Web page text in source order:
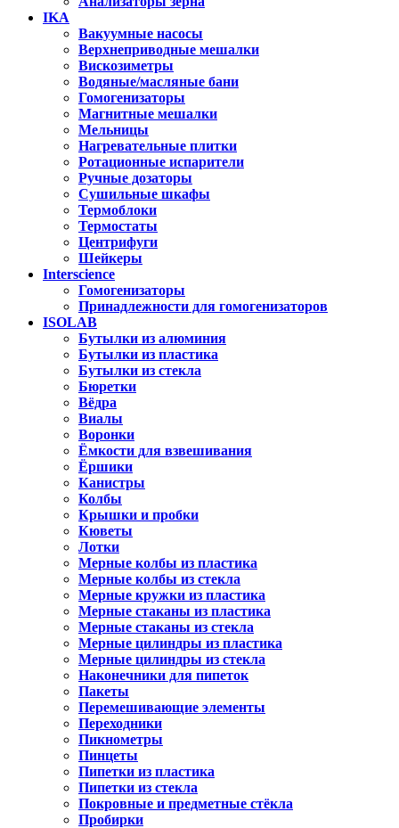
IKA
Вакуумные насосы
Верхнеприводные мешалки
Вискозиметры
Водяные/масляные бани
Гомогенизаторы
Магнитные мешалки
Мельницы
Нагревательные плитки
Ротационные испарители
Ручные дозаторы
Сушильные шкафы
Термоблоки
Термостаты
Центрифуги
Шейкеры
Interscience
Гомогенизаторы
Принадлежности для гомогенизаторов
ISOLAB
Бутылки из алюминия
Бутылки из пластика
Бутылки из стекла
Бюретки
Вёдра
Виалы
Воронки
Ёмкости для взвешивания
Ёршики
Канистры
Колбы
Крышки и пробки
Кюветы
Лотки
Мерные колбы из пластика
Мерные колбы из стекла
Мерные кружки из пластика
Мерные стаканы из пластика
Мерные стаканы из стекла
Мерные цилиндры из пластика
Мерные цилиндры из стекла
Наконечники для пипеток
Пакеты
Перемешивающие элементы
Переходники
Пикнометры
Пинцеты
Пипетки из пластика
Пипетки из стекла
Покровные и предметные стёкла
Пробирки